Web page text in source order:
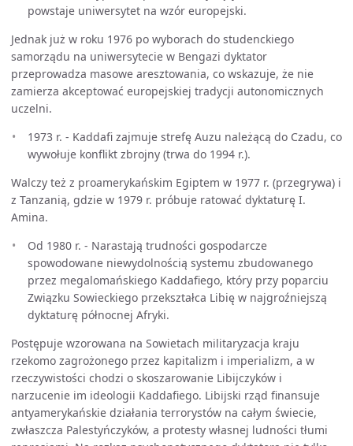
powstaje uniwersytet na wzór europejski.
Jednak już w roku 1976 po wyborach do studenckiego
samorządu na uniwersytecie w Bengazi dyktator
przeprowadza masowe aresztowania, co wskazuje, że nie
zamierza akceptować europejskiej tradycji autonomicznych
uczelni.
1973 r. - Kaddafi zajmuje strefę Auzu należącą do Czadu, co
wywołuje konflikt zbrojny (trwa do 1994 r.).
Walczy też z proamerykańskim Egiptem w 1977 r. (przegrywa) i
z Tanzanią, gdzie w 1979 r. próbuje ratować dyktaturę I.
Amina.
Od 1980 r. - Narastają trudności gospodarcze
spowodowane niewydolnością systemu zbudowanego
przez megalomańskiego Kaddafiego, który przy poparciu
Związku Sowieckiego przekształca Libię w najgroźniejszą
dyktaturę północnej Afryki.
Postępuje wzorowana na Sowietach militaryzacja kraju
rzekomo zagrożonego przez kapitalizm i imperializm, a w
rzeczywistości chodzi o skoszarowanie Libijczyków i
narzucenie im ideologii Kaddafiego. Libijski rząd finansuje
antyamerykańskie działania terrorystów na całym świecie,
zwłaszcza Palestyńczyków, a protesty własnej ludności tłumi